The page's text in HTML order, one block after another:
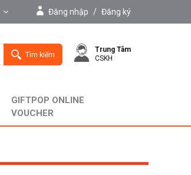
Đăng nhập / Đăng ký
Tìm kiếm
Trung Tâm
CSKH
GIFTPOP ONLINE
VOUCHER